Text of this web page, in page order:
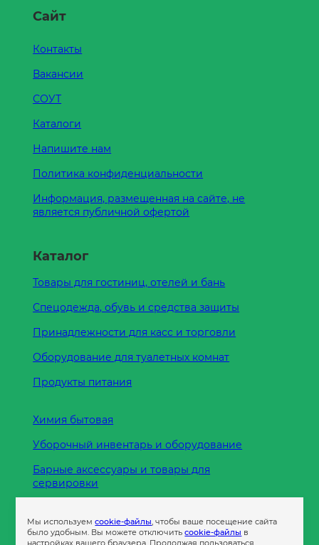
Сайт
Контакты
Вакансии
СОУТ
Каталоги
Напишите нам
Политика конфиденциальности
Информация, размещенная на сайте, не
является публичной офертой
Каталог
Товары для гостиниц, отелей и бань
Спецодежда, обувь и средства защиты
Принадлежности для касс и торговли
Оборудование для туалетных комнат
Продукты питания
Химия бытовая
Уборочный инвентарь и оборудование
Барные аксессуары и товары для
сервировки
Пленка
Мы используемcookie-файлы, чтобы ваше посещение сайта
было удобным. Вы можете отключитьcookie-файлы в
настройках вашего браузера. Продолжая пользоваться